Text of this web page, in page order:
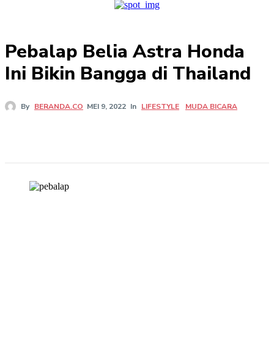
Pebalap Belia Astra Honda
Ini Bikin Bangga di Thailand
By BERANDA.CO MEI 9, 2022 In LIFESTYLE MUDA BICARA